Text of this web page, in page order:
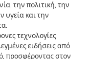
την πολιτική, την
υγεία και την
τεχνολογίες
ειδήσεις από
προσφέροντας στον